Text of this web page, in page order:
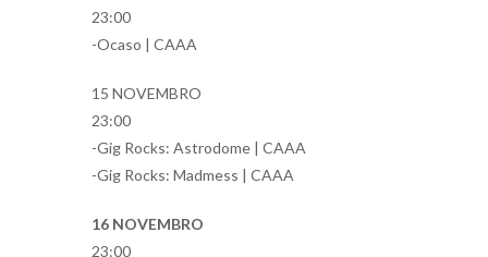
23:00
-Ocaso | CAAA
15 NOVEMBRO
23:00
-Gig Rocks: Astrodome | CAAA
-Gig Rocks: Madmess | CAAA
16 NOVEMBRO
23:00